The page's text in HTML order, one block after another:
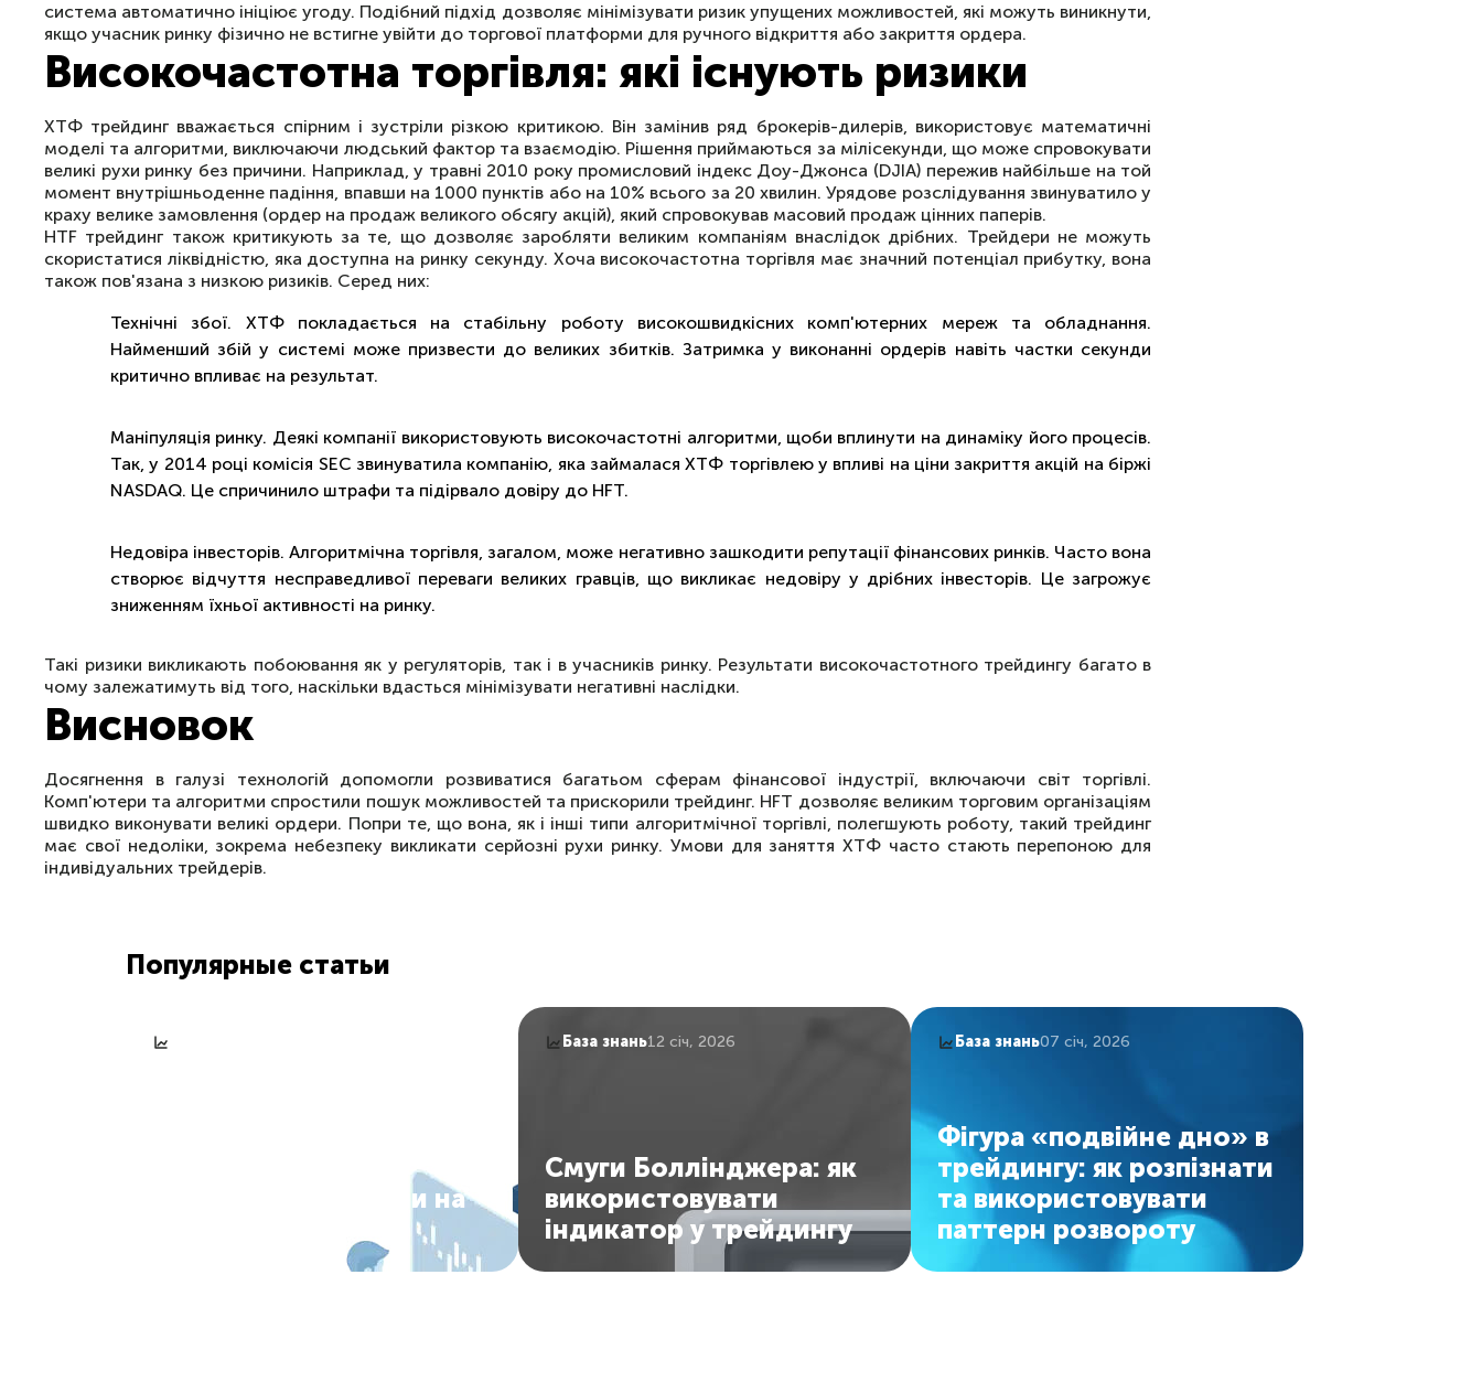
система автоматично ініціює угоду. Подібний підхід дозволяє мінімізувати ризик упущених можливостей, які можуть виникнути,
якщо учасник ринку фізично не встигне увійти до торгової платформи для ручного відкриття або закриття ордера.
Високочастотна торгівля: які існують ризики
ХТФ трейдинг вважається спірним і зустріли різкою критикою. Він замінив ряд брокерів-дилерів, використовує математичні
моделі та алгоритми, виключаючи людський фактор та взаємодію. Рішення приймаються за мілісекунди, що може спровокувати
великі рухи ринку без причини. Наприклад, у травні 2010 року промисловий індекс Доу-Джонса (DJIA) пережив найбільше на той
момент внутрішньоденне падіння, впавши на 1000 пунктів або на 10% всього за 20 хвилин. Урядове розслідування звинуватило у
краху велике замовлення (ордер на продаж великого обсягу акцій), який спровокував масовий продаж цінних паперів.
HTF трейдинг також критикують за те, що дозволяє заробляти великим компаніям внаслідок дрібних. Трейдери не можуть
скористатися ліквідністю, яка доступна на ринку секунду. Хоча високочастотна торгівля має значний потенціал прибутку, вона
також пов'язана з низкою ризиків. Серед них:
Технічні збої. ХТФ покладається на стабільну роботу високошвидкісних комп'ютерних мереж та обладнання.
Найменший збій у системі може призвести до великих збитків. Затримка у виконанні ордерів навіть частки секунди
критично впливає на результат.
Маніпуляція ринку. Деякі компанії використовують високочастотні алгоритми, щоби вплинути на динаміку його процесів.
Так, у 2014 році комісія SEC звинуватила компанію, яка займалася ХТФ торгівлею у впливі на ціни закриття акцій на біржі
NASDAQ. Це спричинило штрафи та підірвало довіру до HFT.
Недовіра інвесторів. Алгоритмічна торгівля, загалом, може негативно зашкодити репутації фінансових ринків. Часто вона
створює відчуття несправедливої ​​переваги великих гравців, що викликає недовіру у дрібних інвесторів. Це загрожує
зниженням їхньої активності на ринку.
Такі ризики викликають побоювання як у регуляторів, так і в учасників ринку. Результати високочастотного трейдингу багато в
чому залежатимуть від того, наскільки вдасться мінімізувати негативні наслідки.
Висновок
Досягнення в галузі технологій допомогли розвиватися багатьом сферам фінансової індустрії, включаючи світ торгівлі.
Комп'ютери та алгоритми спростили пошук можливостей та прискорили трейдинг. HFT дозволяє великим торговим організаціям
швидко виконувати великі ордери. Попри те, що вона, як і інші типи алгоритмічної торгівлі, полегшують роботу, такий трейдинг
має свої недоліки, зокрема небезпеку викликати серйозні рухи ринку. Умови для заняття ХТФ часто стають перепоною для
індивідуальних трейдерів.
Популярные статьи
отримувати сигнали на
База знань12 січ, 2026
Смуги Боллінджера: як
використовувати
індикатор у трейдингу
База знань07 січ, 2026
Фігура «подвійне дно» в
трейдингу: як розпізнати
та використовувати
паттерн розвороту